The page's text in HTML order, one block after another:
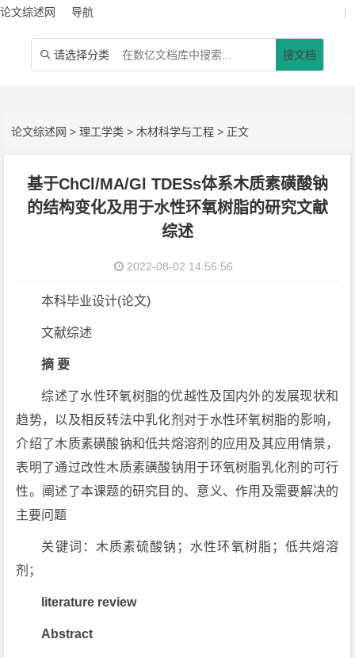
论文综述网 导航 |
 请选择分类 搜文档
论文综述网 >理工学类 > 木材科学与工程 > 正文
基于ChCl/MA/Gl TDESs体系木质素磺酸钠
的结构变化及用于水性环氧树脂的研究文献
综述
2022-08-02 14:56:56
本科毕业设计(论文)
文献综述
摘 要
综述了水性环氧树脂的优越性及国内外的发展现状和
趋势，以及相反转法中乳化剂对于水性环氧树脂的影响，
介绍了木质素磺酸钠和低共熔溶剂的应用及其应用情景，
表明了通过改性木质素磺酸钠用于环氧树脂乳化剂的可行
性。阐述了本课题的研究目的、意义、作用及需要解决的
主要问题
关键词：木质素硫酸钠；水性环氧树脂；低共熔溶
剂；
literature review
Abstract